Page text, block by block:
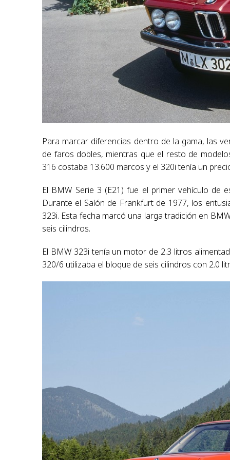
Para marcar diferencias dentro de la gama, las
de faros dobles, mientras que el resto de
316 costaba 13.600 marcos y el 320i tenía un
El BMW Serie 3 (E21) fue el primer vehículo de
Durante el Salón de Frankfurt de 1977, los
323i. Esta fecha marcó una larga tradición en
seis cilindros.
El BMW 323i tenía un motor de 2.3 litros
320/6 utilizaba el bloque de seis cilindros con 2.0